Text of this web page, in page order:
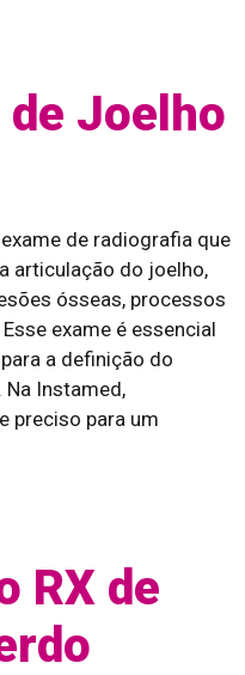
de Joelho
de radiografia que
articulação do joelho,
ósseas, processos
exame é essencial
a definição do
Instamed,
preciso para um
RX de